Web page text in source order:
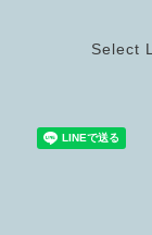
Select